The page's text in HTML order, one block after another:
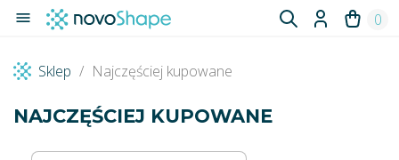
 0
Sklep Najczęściej kupowane
NAJCZĘŚCIEJ KUPOWANE